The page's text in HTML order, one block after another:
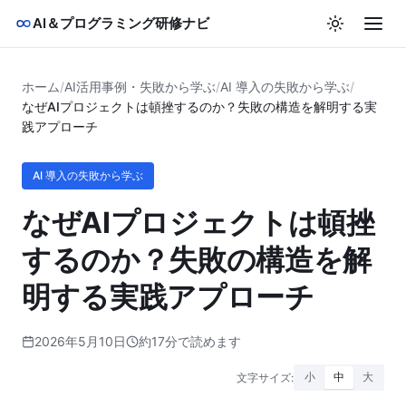
AI＆プログラミング研修ナビ
ホーム/AI活用事例・失敗から学ぶ/AI 導入の失敗から学ぶ/
なぜAIプロジェクトは頓挫するのか？失敗の構造を解明する実
践アプローチ
AI 導入の失敗から学ぶ
なぜAIプロジェクトは頓挫
するのか？失敗の構造を解
明する実践アプローチ
2026年5月10日 約17分で読めます
文字サイズ: 小 中 大